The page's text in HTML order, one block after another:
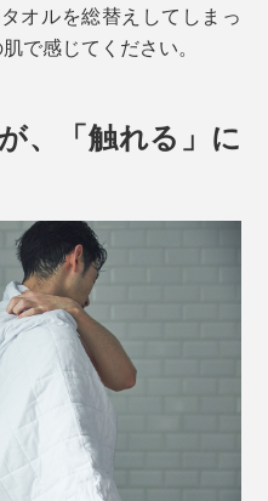
オルを総替えしてしまっ
で感じてください。
、「触れる」に